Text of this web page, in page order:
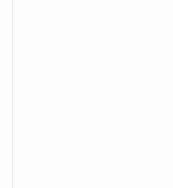
ست" کے مصنف کا نام
گیلانی
مودودیؒ